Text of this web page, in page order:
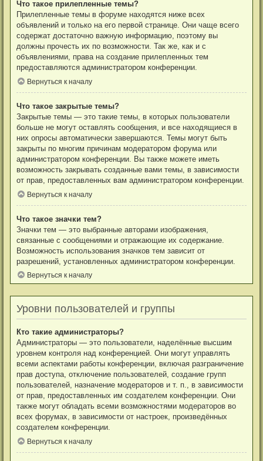
Что такое прилепленные темы?
Прилепленные темы в форуме находятся ниже всех
объявлений и только на его первой странице. Они чаще всего
содержат достаточно важную информацию, поэтому вы
должны прочесть их по возможности. Так же, как и с
объявлениями, права на создание прилепленных тем
предоставляются администратором конференции.
Вернуться к началу
Что такое закрытые темы?
Закрытые темы — это такие темы, в которых пользователи
больше не могут оставлять сообщения, и все находящиеся в
них опросы автоматически завершаются. Темы могут быть
закрыты по многим причинам модератором форума или
администратором конференции. Вы также можете иметь
возможность закрывать созданные вами темы, в зависимости
от прав, предоставленных вам администратором конференции.
Вернуться к началу
Что такое значки тем?
Значки тем — это выбранные авторами изображения,
связанные с сообщениями и отражающие их содержание.
Возможность использования значков тем зависит от
разрешений, установленных администратором конференции.
Вернуться к началу
Уровни пользователей и группы
Кто такие администраторы?
Администраторы — это пользователи, наделённые высшим
уровнем контроля над конференцией. Они могут управлять
всеми аспектами работы конференции, включая разграничение
прав доступа, отключение пользователей, создание групп
пользователей, назначение модераторов и т. п., в зависимости
от прав, предоставленных им создателем конференции. Они
также могут обладать всеми возможностями модераторов во
всех форумах, в зависимости от настроек, произведённых
создателем конференции.
Вернуться к началу